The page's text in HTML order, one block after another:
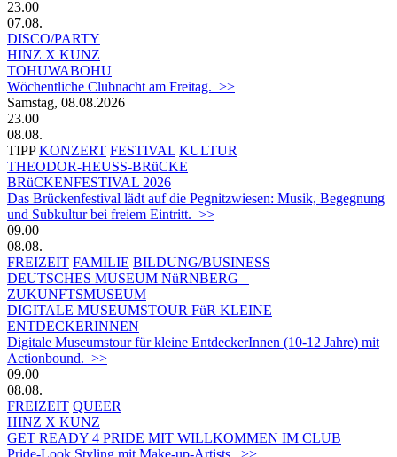
23.00
07.08.
DISCO/PARTY
HINZ X KUNZ
TOHUWABOHU
Wöchentliche Clubnacht am Freitag. >>
Samstag, 08.08.2026
23.00
08.08.
TIPP KONZERT FESTIVAL KULTUR
THEODOR-HEUSS-BRüCKE
BRüCKENFESTIVAL 2026
Das Brückenfestival lädt auf die Pegnitzwiesen: Musik, Begegnung
und Subkultur bei freiem Eintritt. >>
09.00
08.08.
FREIZEIT FAMILIE BILDUNG/BUSINESS
DEUTSCHES MUSEUM NüRNBERG –
ZUKUNFTSMUSEUM
DIGITALE MUSEUMSTOUR FüR KLEINE
ENTDECKERINNEN
Digitale Museumstour für kleine EntdeckerInnen (10-12 Jahre) mit
Actionbound. >>
09.00
08.08.
FREIZEIT QUEER
HINZ X KUNZ
GET READY 4 PRIDE MIT WILLKOMMEN IM CLUB
Pride-Look Styling mit Make-up-Artists. >>